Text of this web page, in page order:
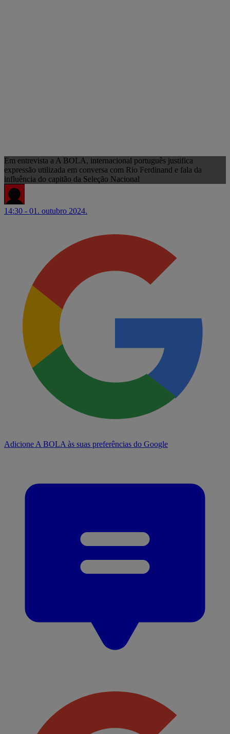
Em entrevista a A BOLA, internacional português justifica
expressão utilizada em conversa com Rio Ferdinand e fala da
influência do capitão da Seleção Nacional
14:30 - 01. outubro 2024.
Adicione A BOLA às suas preferências do Google